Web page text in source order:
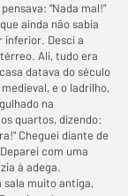
“Nada mal!”
ainda não sabia
inferior. Desci a
Ali, tudo era
datava do século
e o ladrilho,
na
quartos, dizendo:
Cheguei diante de
com uma
à adega.
sala muito antiga,